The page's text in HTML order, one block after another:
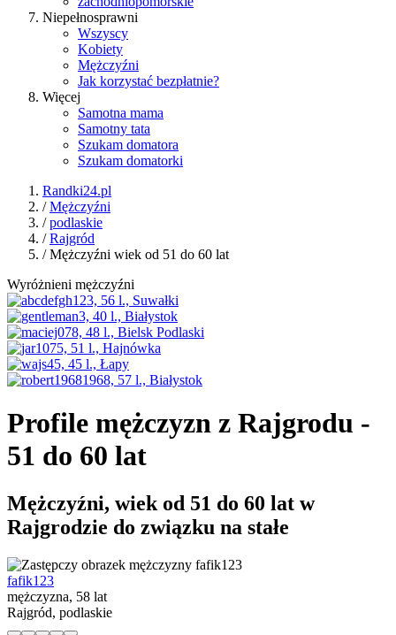
Niepełnosprawni
Wszyscy
Kobiety
Mężczyźni
Jak korzystać bezpłatnie?
Więcej
Samotna mama
Samotny tata
Szukam domatora
Szukam domatorki
Randki24.pl
/Mężczyźni
/podlaskie
/Rajgród
/ Mężczyźni wiek od 51 do 60 lat
Wyróżnieni mężczyźni
Profile mężczyzn z Rajgrodu -
51 do 60 lat
Mężczyźni, wiek od 51 do 60 lat w
Rajgrodzie do związku na stałe
fafik123
mężczyzna, 58 lat
Rajgród, podlaskie